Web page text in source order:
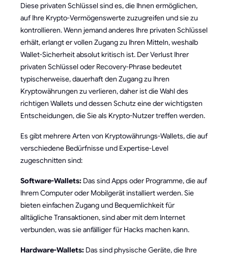
Diese privaten Schlüssel sind es, die Ihnen ermöglichen,
auf Ihre Krypto-Vermögenswerte zuzugreifen und sie zu
kontrollieren. Wenn jemand anderes Ihre privaten Schlüssel
erhält, erlangt er vollen Zugang zu Ihren Mitteln, weshalb
Wallet-Sicherheit absolut kritisch ist. Der Verlust Ihrer
privaten Schlüssel oder Recovery-Phrase bedeutet
typischerweise, dauerhaft den Zugang zu Ihren
Kryptowährungen zu verlieren, daher ist die Wahl des
richtigen Wallets und dessen Schutz eine der wichtigsten
Entscheidungen, die Sie als Krypto-Nutzer treffen werden.
Es gibt mehrere Arten von Kryptowährungs-Wallets, die auf
verschiedene Bedürfnisse und Expertise-Level
zugeschnitten sind:
Software-Wallets: Das sind Apps oder Programme, die auf
Ihrem Computer oder Mobilgerät installiert werden. Sie
bieten einfachen Zugang und Bequemlichkeit für
alltägliche Transaktionen, sind aber mit dem Internet
verbunden, was sie anfälliger für Hacks machen kann.
Hardware-Wallets: Das sind physische Geräte, die Ihre